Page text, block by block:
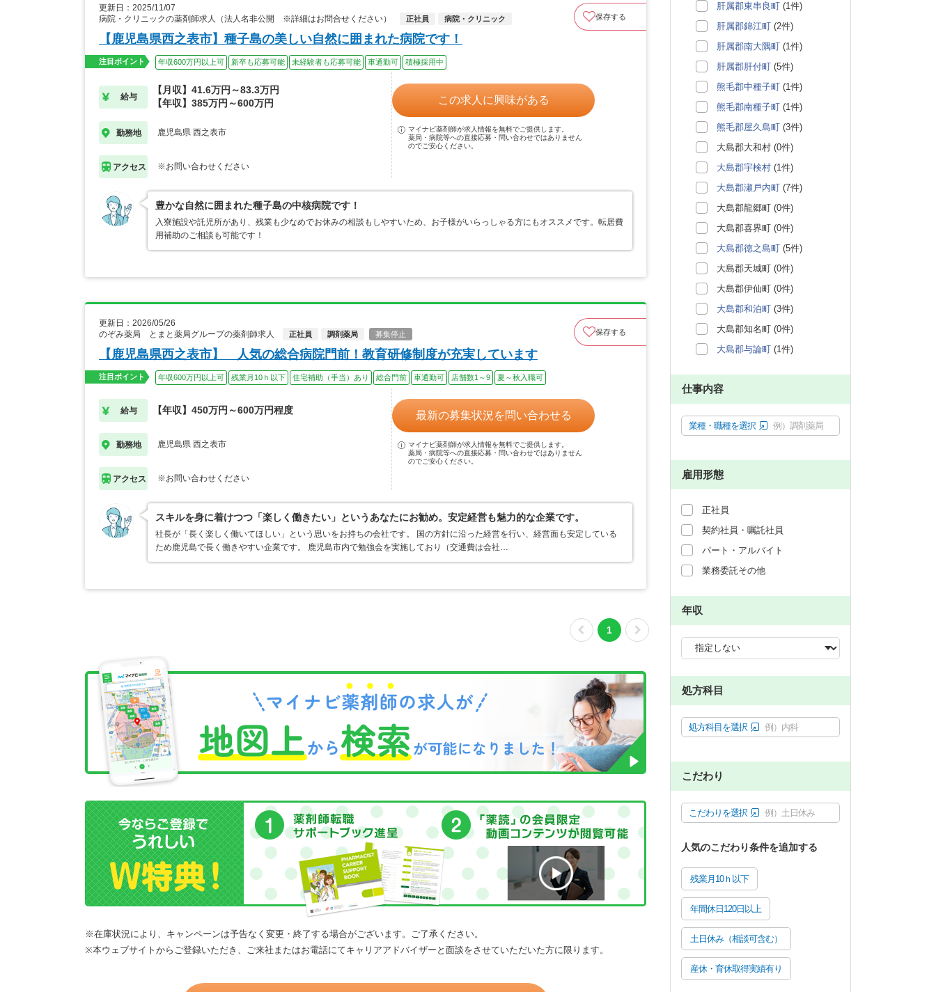
更新日：2025/11/07
病院・クリニックの薬剤師求人（法人名非公開 ※詳細はお問合せください）
正社員 病院・クリニック 保存する
【鹿児島県西之表市】種子島の美しい自然に囲まれた病院です！
注目ポイント 年収600万円以上可 新卒も応募可能 未経験者も応募可能 車通勤可 積極採用中
給与
【月収】41.6万円～83.3万円
【年収】385万円～600万円
勤務地 鹿児島県 西之表市
アクセス ※お問い合わせください
この求人に興味がある
マイナビ薬剤師が求人情報を無料でご提供します。
薬局・病院等への直接応募・問い合わせではありません
のでご安心ください。
豊かな自然に囲まれた種子島の中核病院です！
入寮施設や託児所があり、残業も少なめでお休みの相談もしやすいため、お子様がいらっしゃる方にもオススメです。転居費
用補助のご相談も可能です！
更新日：2026/05/26
のぞみ薬局 とまと薬局グループの薬剤師求人
正社員 調剤薬局 募集停止 保存する
【鹿児島県西之表市】 人気の総合病院門前！教育研修制度が充実しています
注目ポイント 年収600万円以上可 残業月10ｈ以下 住宅補助（手当）あり 総合門前 車通勤可 店舗数1～9 夏～秋入職可
給与 【年収】450万円～600万円程度
勤務地 鹿児島県 西之表市
アクセス ※お問い合わせください
最新の募集状況を問い合わせる
マイナビ薬剤師が求人情報を無料でご提供します。
薬局・病院等への直接応募・問い合わせではありません
のでご安心ください。
スキルを身に着けつつ「楽しく働きたい」というあなたにお勧め。安定経営も魅力的な企業です。
社長が「長く楽しく働いてほしい」という思いをお持ちの会社です。 国の方針に沿った経営を行い、経営面も安定している
ため鹿児島で長く働きやすい企業です。 鹿児島市内で勉強会を実施しており（交通費は会社…
1
※在庫状況により、キャンペーンは予告なく変更・終了する場合がございます。ご了承ください。
※本ウェブサイトからご登録いただき、ご来社またはお電話にてキャリアアドバイザーと面談をさせていただいた方に限ります。
肝属郡東串良町 (1件)
肝属郡錦江町 (2件)
肝属郡南大隅町 (1件)
肝属郡肝付町 (5件)
熊毛郡中種子町 (1件)
熊毛郡南種子町 (1件)
熊毛郡屋久島町 (3件)
大島郡大和村 (0件)
大島郡宇検村 (1件)
大島郡瀬戸内町 (7件)
大島郡龍郷町 (0件)
大島郡喜界町 (0件)
大島郡徳之島町 (5件)
大島郡天城町 (0件)
大島郡伊仙町 (0件)
大島郡和泊町 (3件)
大島郡知名町 (0件)
大島郡与論町 (1件)
仕事内容
業種・職種を選択 例）調剤薬局
雇用形態
正社員
契約社員・嘱託社員
パート・アルバイト
業務委託その他
年収
処方科目
処方科目を選択 例）内科
こだわり
こだわりを選択 例）土日休み
人気のこだわり条件を追加する
残業月10ｈ以下
年間休日120日以上
土日休み（相談可含む）
産休・育休取得実績有り